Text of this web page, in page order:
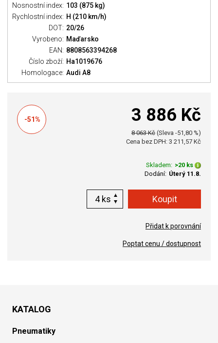
Nosnostní index: 103 (875 kg)
Rychlostní index: H (210 km/h)
DOT: 20/26
Vyrobeno: Maďarsko
EAN: 8808563394268
Číslo zboží: Ha1019676
Homologace: Audi A8
-51% 3 886 Kč
8 063 Kč (Sleva -51,80 %)
Cena bez DPH: 3 211,57 Kč
Skladem: >20 ks
Dodání: Úterý 11.8.
ks
Přidat k porovnání
Poptat cenu / dostupnost
KATALOG
Pneumatiky